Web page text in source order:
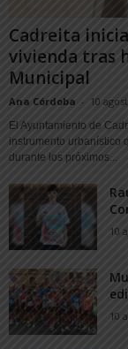
Cadreita
vivienda tras
Municipal
Ana Córdoba - 10
El Ayuntamiento de
instrumento urbanístico
durante los próximos...
10
10